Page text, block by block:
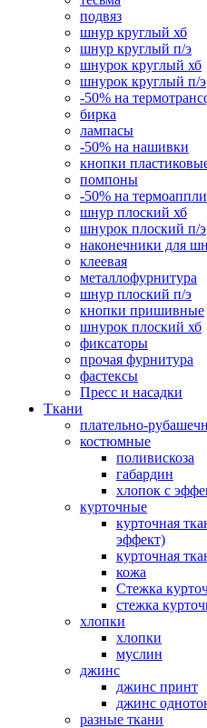
подвяз
шнур круглый хб
шнур круглый п/э
шнурок круглый хб
шнурок круглый п/э
-50% на
бирка
лампасы
-50% на нашивки
кнопки
помпоны
-50% на
шнур плоский хб
шнурок плоский п/э
наконечники для
клеевая
металлофурнитура
шнур плоский п/э
кнопки пришивные
шнурок плоский хб
фиксаторы
прочая фурнитура
фастексы
Пресс и насадки
Ткани
плательно-
костюмные
поливискоза
габардин
хлопок с
курточные
курточная
эффект)
курточная
кожа
Стежка
стежка
хлопки
хлопки
муслин
джинс
джинс принт
джинс
разные ткани